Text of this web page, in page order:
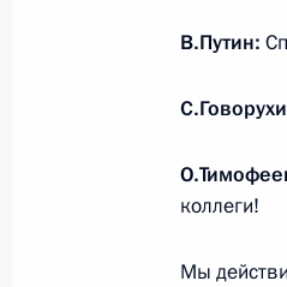
14
Путиным»
7 апреля
В.Путин:
коллеги!
Мы